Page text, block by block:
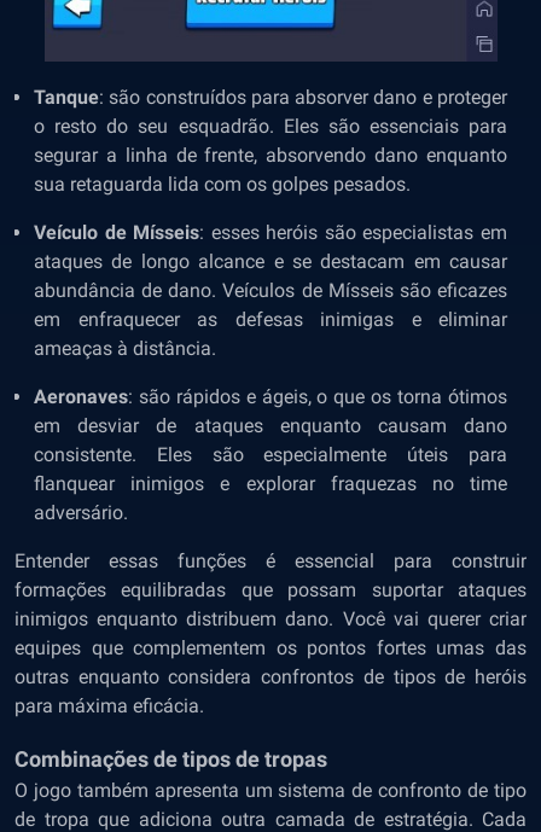
Tanque: são construídos para absorver dano e proteger
o resto do seu esquadrão. Eles são essenciais para
segurar a linha de frente, absorvendo dano enquanto
sua retaguarda lida com os golpes pesados.
Veículo de Mísseis: esses heróis são especialistas em
ataques de longo alcance e se destacam em causar
abundância de dano. Veículos de Mísseis são eficazes
em enfraquecer as defesas inimigas e eliminar
ameaças à distância.
Aeronaves: são rápidos e ágeis, o que os torna ótimos
em desviar de ataques enquanto causam dano
consistente. Eles são especialmente úteis para
flanquear inimigos e explorar fraquezas no time
adversário.
Entender essas funções é essencial para construir
formações equilibradas que possam suportar ataques
inimigos enquanto distribuem dano. Você vai querer criar
equipes que complementem os pontos fortes umas das
outras enquanto considera confrontos de tipos de heróis
para máxima eficácia.
Combinações de tipos de tropas
O jogo também apresenta um sistema de confronto de tipo
de tropa que adiciona outra camada de estratégia. Cada